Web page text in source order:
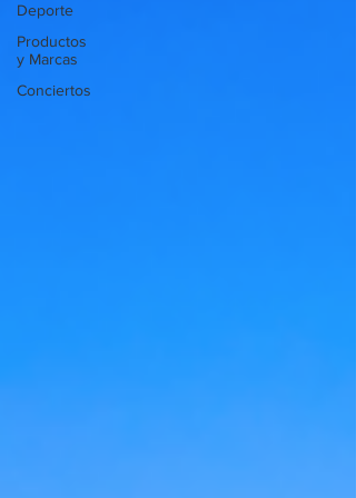
Deporte
Productos
y Marcas
Conciertos